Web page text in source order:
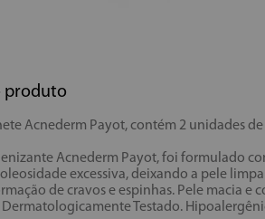
produto
Acnederm Payot, contém 2 unidades
Acnederm Payot, foi formulado
excessiva, deixando a pele
de cravos e espinhas. Pele macia e
Testado.